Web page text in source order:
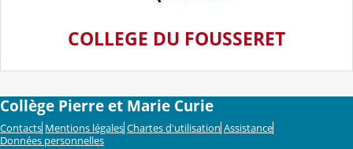
COLLEGE DU FOUSSERET
Collège Pierre et Marie Curie
Contacts Mentions légales Chartes d'utilisation Assistance
Données personnelles